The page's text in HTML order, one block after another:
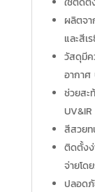
ผลิตจา
และสี
วัสดุมีค
อากาศ
ช่วยสะ
สีสวยท
ติดตั้งง่
จ่ายโด
ปลอด